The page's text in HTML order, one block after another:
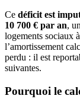
Ce déficit est
10 700 € par an,
logements sociaux
l’amortissement
perdu : il est
suivantes.
Pourquoi le